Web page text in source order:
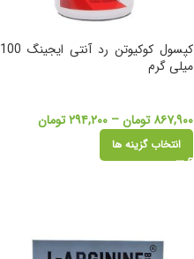
کپسول کوکیوتن رد آنتی ایجینگ 100
میلی گرم
۸۶۷,۹۰۰ تومان– ۲۹۴,۲۰۰تومان
انتخاب گزینه ها